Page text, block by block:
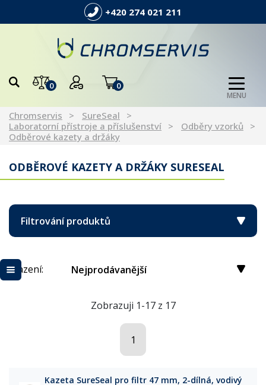
+420 274 021 211
0 0
MENU
Chromservis
SureSeal
Laboratorní přístroje a příslušenství
Odběry vzorků
Odběrové kazety a držáky
ODBĚROVÉ KAZETY A DRŽÁKY SURESEAL
Filtrování produktů
Řazení: Nejprodávanější
Zobrazuji 1-17 z 17
1
Kazeta SureSeal pro filtr 47 mm, 2-dílná, vodivý